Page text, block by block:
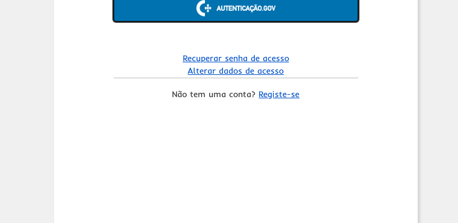
Recuperar senha de acesso
Alterar dados de acesso
Não tem uma conta? Registe-se